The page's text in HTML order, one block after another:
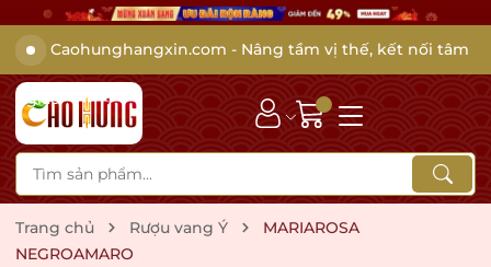
Caohunghangxin.com - Nâng tầm vị thế, kết nối tâm
giao
Trang chủ Rượu vang Ý
MARIAROSA
NEGROAMARO